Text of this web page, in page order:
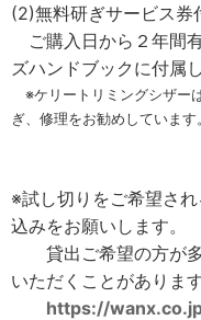
(2)無料研ぎサービス券
ご購入日から２年間
ズハンドブックに付属
※ケリートリミングシザー
ぎ、修理をお勧めしています。
※試し切りをご希望さ
込みをお願いします。
貸出ご希望の方が多
いただくことがありま
https://